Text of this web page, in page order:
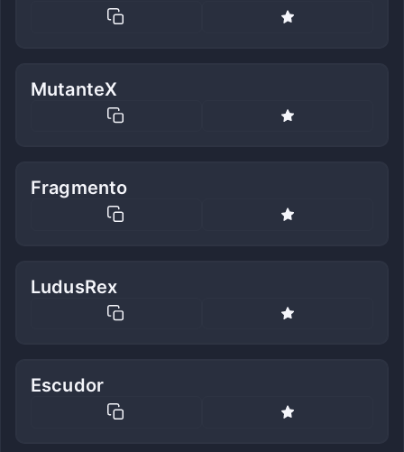
MutanteX
Fragmento
LudusRex
Escudor